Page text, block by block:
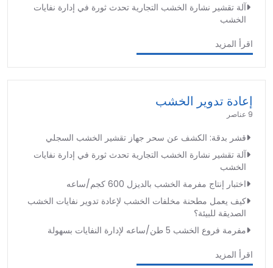
آلة تقشير نشارة الخشب التجارية تحدث ثورة في إدارة نفايات
الخشب
اقرأ المزيد
إعادة تدوير الخشب
9 عناصر
قشر بدقة: الكشف عن سحر جهاز تقشير الخشب السجلي
آلة تقشير نشارة الخشب التجارية تحدث ثورة في إدارة نفايات
الخشب
اختبار إنتاج مفرمة الخشب بالديزل 600 كجم/ساعه
كيف يعمل مطحنة مخلفات الخشب لإعادة تدوير نفايات الخشب
الصديقة للبيئة؟
مفرمة فروع الخشب 5 طن/ساعه لإدارة النفايات بسهولة
اقرأ المزيد